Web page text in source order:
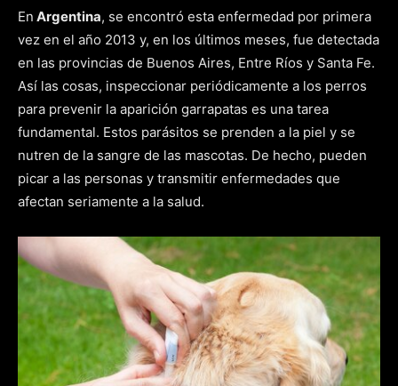
En Argentina, se encontró esta enfermedad por primera
vez en el año 2013 y, en los últimos meses, fue detectada
en las provincias de Buenos Aires, Entre Ríos y Santa Fe.
Así las cosas, inspeccionar periódicamente a los perros
para prevenir la aparición garrapatas es una tarea
fundamental. Estos parásitos se prenden a la piel y se
nutren de la sangre de las mascotas. De hecho, pueden
picar a las personas y transmitir enfermedades que
afectan seriamente a la salud.